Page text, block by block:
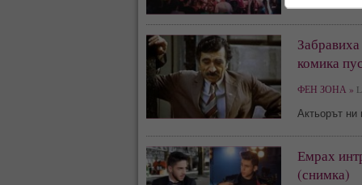
комика
ФЕН ЗОНА »
Актьорът ни
Емрах
(снимка)